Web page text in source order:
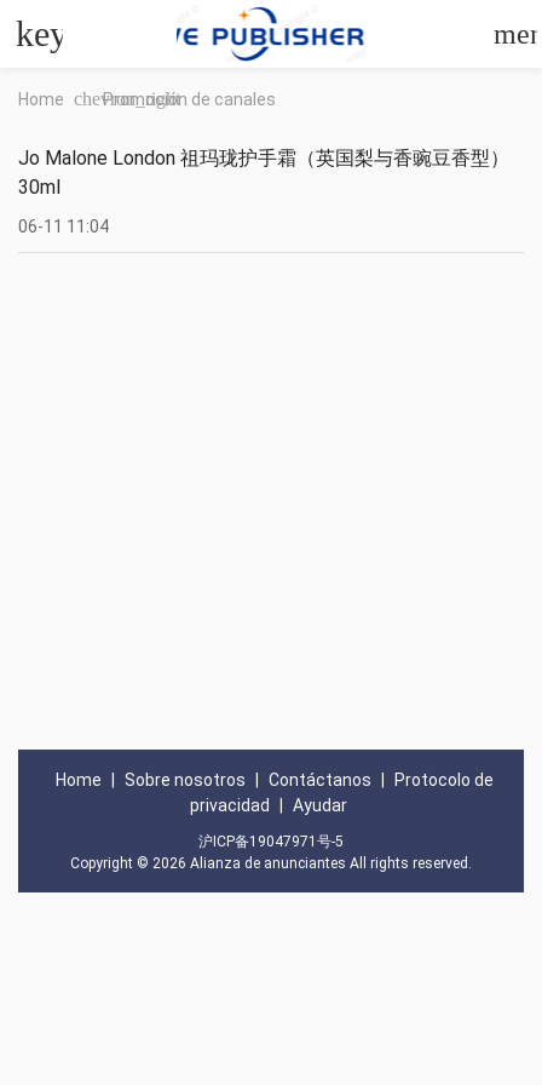
keyboard_arrow_left
Home chevron_right
Promoción de canales
Jo Malone London 祖玛珑护手霜（英国梨与香豌豆香型）
30ml
06-11 11:04
Home Sobre nosotros Contáctanos
Protocolo de
privacidad
Ayudar
沪ICP备19047971号-5
Copyright © 2026 Alianza de anunciantes All rights reserved.